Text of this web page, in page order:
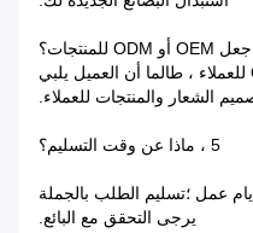
تتوفر منتجات OEM و ODM للعملاء ، طالما أن العميل يلبي
الشعار والمنتجات للعملاء.
5 ، ماذا عن وقت التسليم؟
وأمر صغير في غضون 5 أيام عمل ؛تسليم الطلب بالجملة
يرجى التحقق مع البائع.